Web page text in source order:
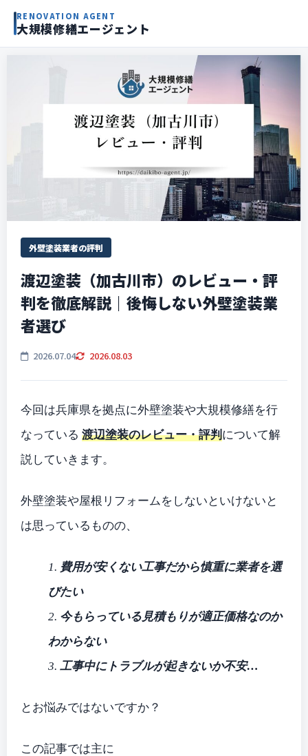
RENOVATION AGENT
大規模修繕エージェント
外壁塗装業者の評判
渡辺塗装（加古川市）のレビュー・評
判を徹底解説｜後悔しない外壁塗装業
者選び
2026.07.04 2026.08.03
今回は兵庫県を拠点に外壁塗装や大規模修繕を行
なっている 渡辺塗装のレビュー・評判について解
説していきます。
外壁塗装や屋根リフォームをしないといけないと
は思っているものの、
1. 費用が安くない工事だから慎重に業者を選
びたい
2. 今もらっている見積もりが適正価格なのか
わからない
3. 工事中にトラブルが起きないか不安…
とお悩みではないですか？
この記事では主に